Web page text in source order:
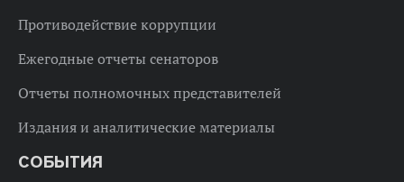
Противодействие коррупции
Ежегодные отчеты сенаторов
Отчеты полномочных представителей
Издания и аналитические материалы
СОБЫТИЯ